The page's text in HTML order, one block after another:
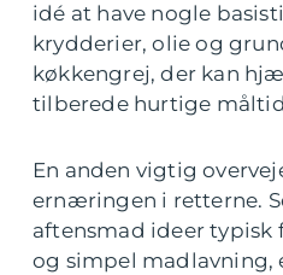
idé at have nogle
krydderier, olie og
køkkengrej, der kan
tilberede hurtige
En anden vigtig
ernæringen i retterne.
aftensmad ideer typisk
og simpel